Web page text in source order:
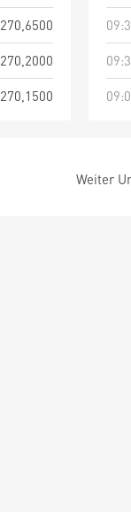
270,6500
270,2000
270,1500
Weiter